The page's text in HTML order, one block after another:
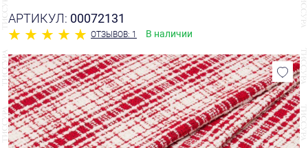
АРТИКУЛ: 00072131
ОТЗЫВОВ: 1 В наличии